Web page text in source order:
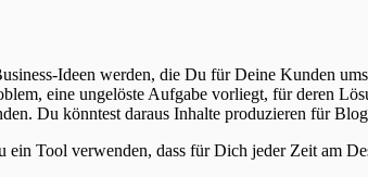
Ideen werden, die Du für Deine Kunden
eine ungelöste Aufgabe vorliegt, für deren
Du könntest daraus Inhalte produzieren für
Tool verwenden, dass für Dich jeder Zeit am